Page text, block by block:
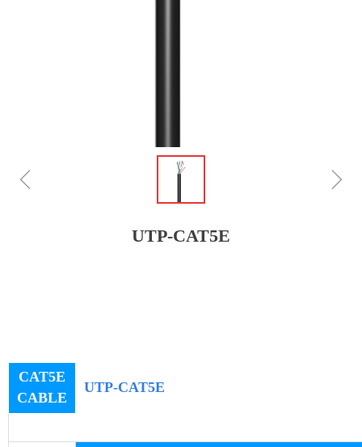
ꁆ ꁇ
UTP-CAT5E
CAT5E
CABLE
UTP-CAT5E